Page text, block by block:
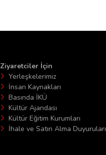
Ziyaretciler İçin
Yerleşkelerimiz
İnsan Kaynakları
Basında İKÜ
Kültür Ajandası
Kültür Eğitim Kurumları
İhale ve Satın Alma Duyuruları